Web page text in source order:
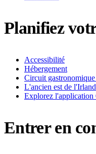
Planifiez
Accessibilité
Hébergement
Circuit
L'ancien est de
Explorez l'application
Entrer en